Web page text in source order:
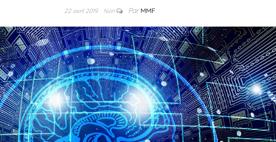
22 avril 2019 Non ParMMF